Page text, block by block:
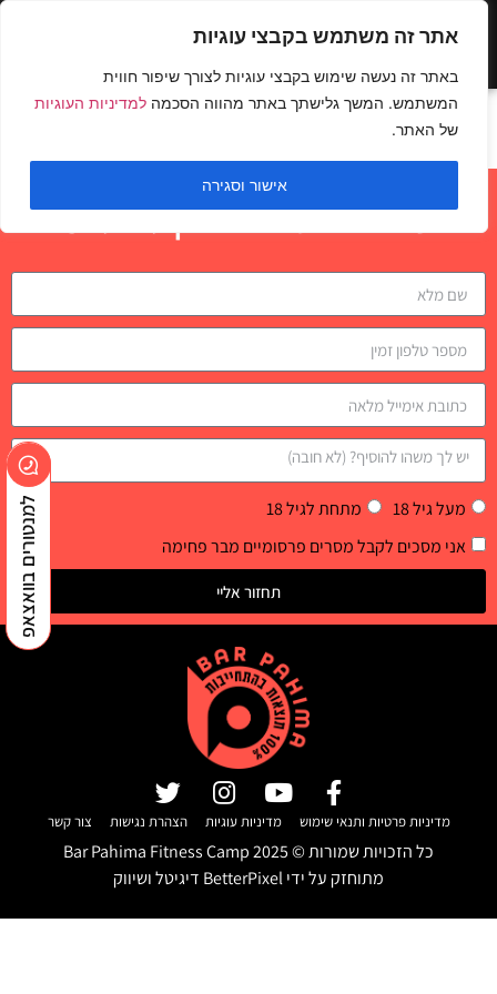
אתר זה משתמש בקבצי עוגיות
באתר זה נעשה שימוש בקבצי עוגיות לצורך שיפור חווית
המשתמש. המשך גלישתך באתר מהווה הסכמה למדיניות העוגיות
של האתר.
אישור וסגירה
כתף אחורית בקרוס
השאירו פרטים לבדיקת התאמה
מעל גיל 18
מתחת לגיל 18
אני מסכים לקבל מסרים פרסומיים מבר פחימה
תחזור אליי
מדיניות פרטיות ותנאי שימוש מדיניות עוגיות הצהרת נגישות צור קשר
כל הזכויות שמורות © Bar Pahima Fitness Camp2025
מתוחזק על ידיBetterPixel דיגיטל ושיווק
למנטורים בוואצאפ